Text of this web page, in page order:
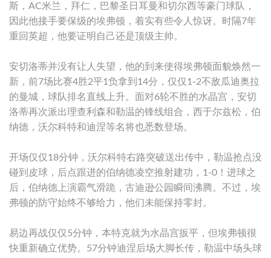
斯，AC米兰，拜仁，巴黎圣日耳曼和切尔西等豪门球队，
因此他接手要保级的埃弗顿，着实有些令人惊讶。时隔7年
重回英超，他要证明自己还是顶级主帅。
安切洛蒂并没有让人失望，他的到来使得埃弗顿面貌焕然一
新，前7场比赛4胜2平1负拿到14分，仅仅1-2不敌瓜迪奥拉
的曼城，球队排名直线上升。面对6轮不胜的水晶宫，安切
洛蒂再次派出理查利森和勒温的锋线组合，西于尔兹松，伯
纳德，沃尔科特和迪涅等名将也悉数登场。
开场仅仅18分钟，沃尔科特右路突破送出传中，勒温抢点没
碰到皮球，后点跟进的伯纳德凌空推射建功，1-0！进球之
后，伯纳德上演霸气滑跪，古迪逊公园瞬间沸腾。不过，埃
弗顿的防守始终不够给力，他们未能保持零封。
易边再战仅仅5分钟，本特克就为水晶宫扳平，但埃弗顿很
快重新确立优势。57分钟迪涅后场大脚长传，勒温中场头球